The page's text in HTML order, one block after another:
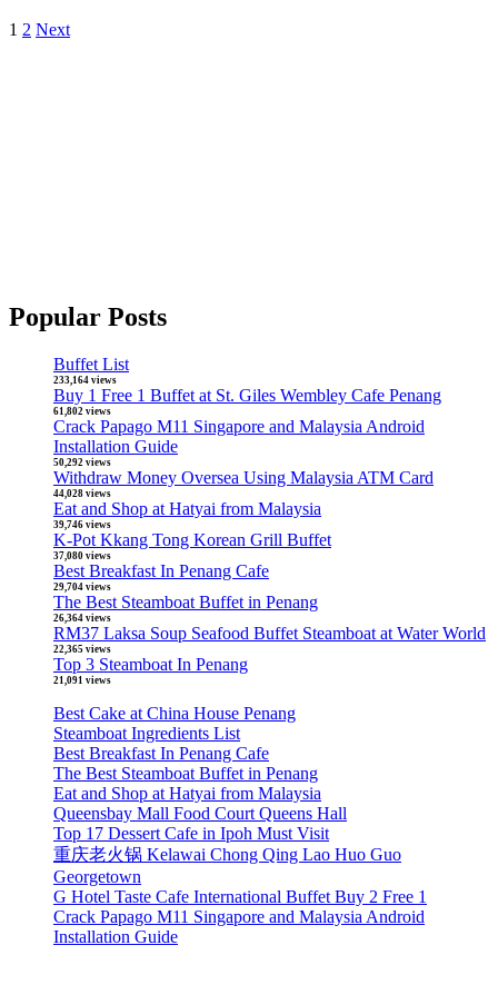
1 2 Next
Popular Posts
Buffet List
233,164 views
Buy 1 Free 1 Buffet at St. Giles Wembley Cafe Penang
61,802 views
Crack Papago M11 Singapore and Malaysia Android
Installation Guide
50,292 views
Withdraw Money Oversea Using Malaysia ATM Card
44,028 views
Eat and Shop at Hatyai from Malaysia
39,746 views
K-Pot Kkang Tong Korean Grill Buffet
37,080 views
Best Breakfast In Penang Cafe
29,704 views
The Best Steamboat Buffet in Penang
26,364 views
RM37 Laksa Soup Seafood Buffet Steamboat at Water World
22,365 views
Top 3 Steamboat In Penang
21,091 views
Best Cake at China House Penang
Steamboat Ingredients List
Best Breakfast In Penang Cafe
The Best Steamboat Buffet in Penang
Eat and Shop at Hatyai from Malaysia
Queensbay Mall Food Court Queens Hall
Top 17 Dessert Cafe in Ipoh Must Visit
重庆老火锅 Kelawai Chong Qing Lao Huo Guo
Georgetown
G Hotel Taste Cafe International Buffet Buy 2 Free 1
Crack Papago M11 Singapore and Malaysia Android
Installation Guide